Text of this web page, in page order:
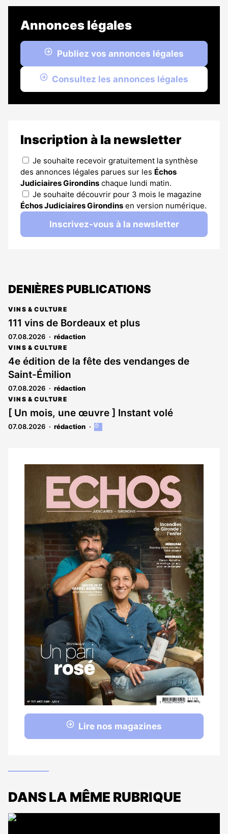
Annonces légales
Publiez vos annonces légales
Consultez les annonces légales
Inscription à la newsletter
Je souhaite recevoir gratuitement la synthèse
des annonces légales parues sur les Échos
Judiciaires Girondins chaque lundi matin.
Je souhaite découvrir pour 3 mois le magazine
Échos Judiciaires Girondins en version numérique.
Inscrivez-vous à la newsletter
DENIÈRES PUBLICATIONS
VINS & CULTURE
111 vins de Bordeaux et plus
07.08.2026 rédaction
VINS & CULTURE
4e édition de la fête des vendanges de
Saint-Émilion
07.08.2026 rédaction
VINS & CULTURE
[ Un mois, une œuvre ] Instant volé
07.08.2026 rédaction
Cet
aux
abonnés
Notre
dernier
magazine
Lire nos magazines
DANS LA MÊME RUBRIQUE